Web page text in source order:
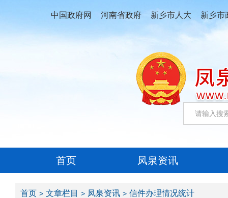
中国政府网 河南省政府 新乡市人大 新乡市
首页 凤泉资讯
首页 文章栏目 凤泉资讯 信件办理情况统计